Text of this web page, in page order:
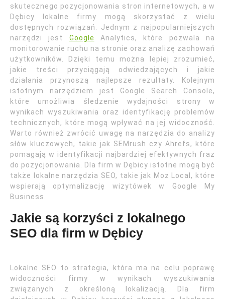
skutecznego pozycjonowania stron internetowych, a w
Dębicy lokalne firmy mogą skorzystać z wielu
dostępnych rozwiązań. Jednym z najpopularniejszych
narzędzi jest Google
Analytics, które pozwala na
monitorowanie ruchu na stronie oraz analizę zachowań
użytkowników. Dzięki temu można lepiej zrozumieć,
jakie treści przyciągają odwiedzających i jakie
działania przynoszą najlepsze rezultaty. Kolejnym
istotnym narzędziem jest Google Search Console,
które umożliwia śledzenie wydajności strony w
wynikach wyszukiwania oraz identyfikację problemów
technicznych, które mogą wpływać na jej widoczność.
Warto również zwrócić uwagę na narzędzia do analizy
słów kluczowych, takie jak SEMrush czy Ahrefs, które
pomagają w identyfikacji najbardziej efektywnych fraz
do pozycjonowania. Dla firm w Dębicy istotne mogą być
także lokalne narzędzia SEO, takie jak Moz Local, które
wspierają optymalizację wizytówek w Google My
Business.
Jakie są korzyści z lokalnego
SEO dla firm w Dębicy
Lokalne SEO to strategia, która ma na celu poprawę
widoczności firmy w wynikach wyszukiwania
związanych z określoną lokalizacją. Dla firm